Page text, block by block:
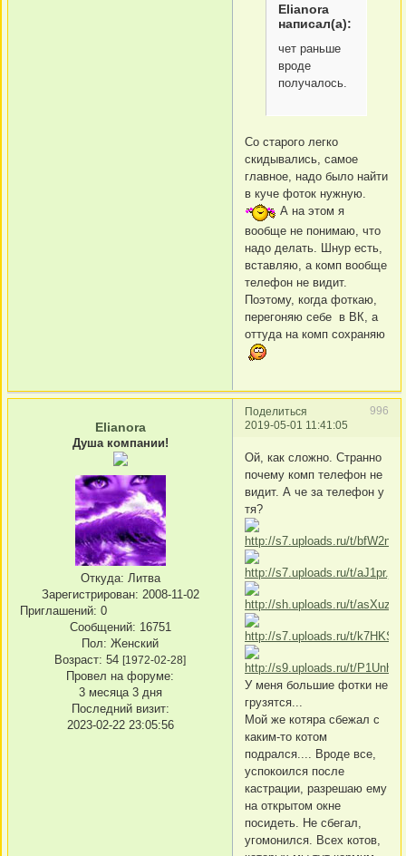
Elianora
написал(а):
чет раньше
вроде
получалось.
Со старого легко
скидывались, самое
главное, надо было найти
в куче фоток нужную.
А на этом я
вообще не понимаю, что
надо делать. Шнур есть,
вставляю, а комп вообще
телефон не видит.
Поэтому, когда фоткаю,
перегоняю себе в ВК, а
оттуда на комп сохраняю
Поделиться
996
2019-05-01 11:41:05
Elianora
Душа компании!
Откуда: Литва
Зарегистрирован: 2008-11-02
Приглашений: 0
Сообщений: 16751
Пол: Женский
Возраст: 54 [1972-02-28]
Провел на форуме:
3 месяца 3 дня
Последний визит:
2023-02-22 23:05:56
Ой, как сложно. Странно
почему комп телефон не
видит. А че за телефон у
тя?
У меня большие фотки не
грузятся...
Мой же котяра сбежал с
каким-то котом
подрался.... Вроде все,
успокоился после
кастрации, разрешаю ему
на открытом окне
посидеть. Не сбегал,
угомонился. Всех котов,